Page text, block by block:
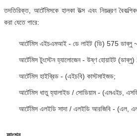
তদতিরিক্ত, আর্টেমিসকে হালকা উত্স এবং নিয়ন্ত্রণ
করা যেতে পারে:
আর্টেমিস এইচএমআই - ডে লাইট (ডি) 575 ডাব্লু
আর্টেমিস টুংস্টেন হ্যালোজেন - উষ্ণ হোয়াইট
আর্টেমিস হাইব্রিড - (এইচবি) কাস্টমাইজড;
আর্টেমিস ধাতু হ্যালাইড / সোডিয়াম - (এমএইচ,
আর্টেমিস এলইডি সাদা / এলইডি আরজিবি - (এল,